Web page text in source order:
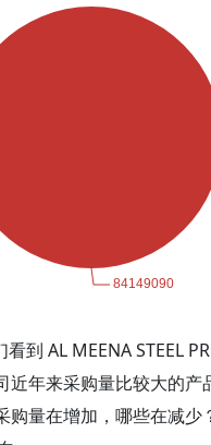
到 AL MEENA STEEL
近年来采购量比较大的
量在增加，哪些在减少